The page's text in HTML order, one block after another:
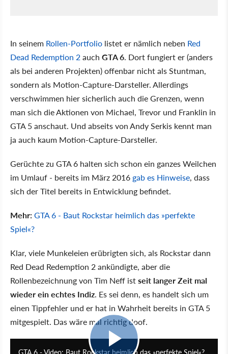
In seinem Rollen-Portfolio listet er nämlich neben Red
Dead Redemption 2auch GTA 6. Dort fungiert er (anders
als bei anderen Projekten) offenbar nicht als Stuntman,
sondern als Motion-Capture-Darsteller. Allerdings
verschwimmen hier sicherlich auch die Grenzen, wenn
man sich die Aktionen von Michael, Trevor und Franklin in
GTA 5 anschaut. Und abseits von Andy Serkis kennt man
ja auch kaum Motion-Capture-Darsteller.
Gerüchte zu GTA 6 halten sich schon ein ganzes Weilchen
im Umlauf - bereits im März 2016 gab es Hinweise, dass
sich der Titel bereits in Entwicklung befindet.
Mehr:GTA 6 - Baut Rockstar heimlich das »perfekte
Spiel«?
Klar, viele Munkeleien erübrigten sich, als Rockstar dann
Red Dead Redemption 2 ankündigte, aber die
Rollenbezeichnung von Tim Neff istseit langer Zeit mal
wieder ein echtes Indiz. Es sei denn, es handelt sich um
einen Tippfehler und er hat in Wahrheit bereits in GTA 5
mitgespielt. Das wäre mal richtig doof.
GTA 6 - Video: Baut Rockstar heimlich das »perfekte Spiel«?